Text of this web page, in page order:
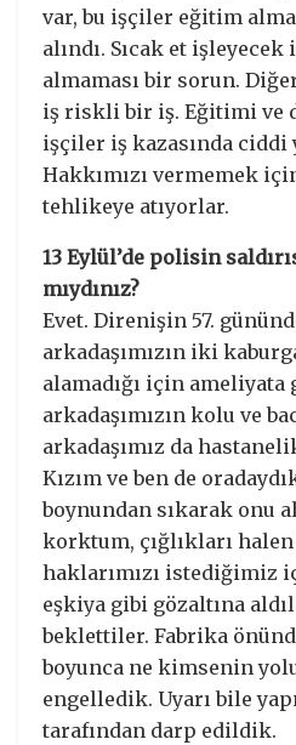
var, bu işçiler eğitim
alındı. Sıcak et
almaması bir sorun.
iş riskli bir iş. Eğitimi ve
işçiler iş kazasında
Hakkımızı vermemek
tehlikeye atıyorlar.
13 Eylül’de polisin
mıydınız?
Evet. Direnişin 57.
arkadaşımızın iki
alamadığı için
arkadaşımızın kolu ve
arkadaşımız da
Kızım ve ben de
boynundan sıkarak onu
korktum, çığlıkları
haklarımızı istediğimiz
eşkiya gibi gözaltına
beklettiler. Fabrika
boyunca ne kimsenin
engelledik. Uyarı bile
tarafından darp edildik.